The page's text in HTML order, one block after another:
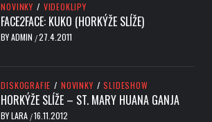
NOVINKY / VIDEOKLIPY
FACE2FACE: KUKO (HORKÝŽE SLÍŽE)
BYADMIN /27.4.2011
DISKOGRAFIE / NOVINKY / SLIDESHOW
HORKÝŽE SLÍŽE – ST. MARY HUANA GANJA
BYLARA /16.11.2012